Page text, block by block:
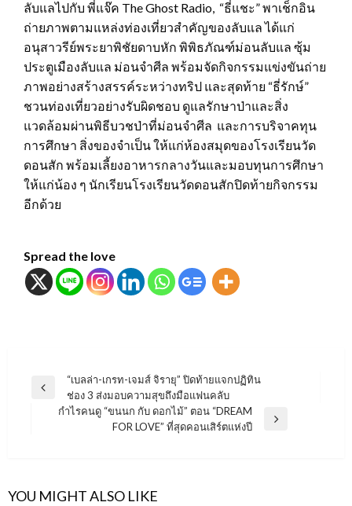
ลับแลไปกับ พี่แจ๊ค The Ghost Radio, “ธี่แชะ” พาเช็กอิน
ถ่ายภาพตามแหล่งท่องเที่ยวสำคัญของลับแล ได้แก่
อนุสาวรีย์พระยาพิชัยดาบหัก พิพิธภัณฑ์ม่อนลับแล ซุ้ม
ประตูเมืองลับแล ม่อนจำศีล พร้อมจัดกิจกรรมแข่งขันถ่าย
ภาพอย่างสร้างสรรค์ระหว่างทริป และสุดท้าย “ธี่รักษ์”
ชวนท่องเที่ยวอย่างรับผิดชอบ ดูแลรักษาป่าและสิ่ง
แวดล้อมผ่านพิธีบวชป่าที่ม่อนจำศีล และการบริจาคทุน
การศึกษา สิ่งของจำเป็น ให้แก่ห้องสมุดของโรงเรียนวัด
ดอนสัก พร้อมเลี้ยงอาหารกลางวันและมอบทุนการศึกษา
ให้แก่น้อง ๆ นักเรียนโรงเรียนวัดดอนสักปิดท้ายกิจกรรม
อีกด้วย
Spread the love
แนะแนว
เรื่อง
Previous
“เบลล่า-เกรท-เจมส์ จิรายุ” ปิดท้ายแจกปฏิทิน
ช่อง 3 ส่งมอบความสุขถึงมือแฟนคลับ
กำไรคนดู “ขนนก กับ ดอกไม้” ตอน “DREAM
FOR LOVE” ที่สุดคอนเสิร์ตแห่งปี
YOU MIGHT ALSO LIKE